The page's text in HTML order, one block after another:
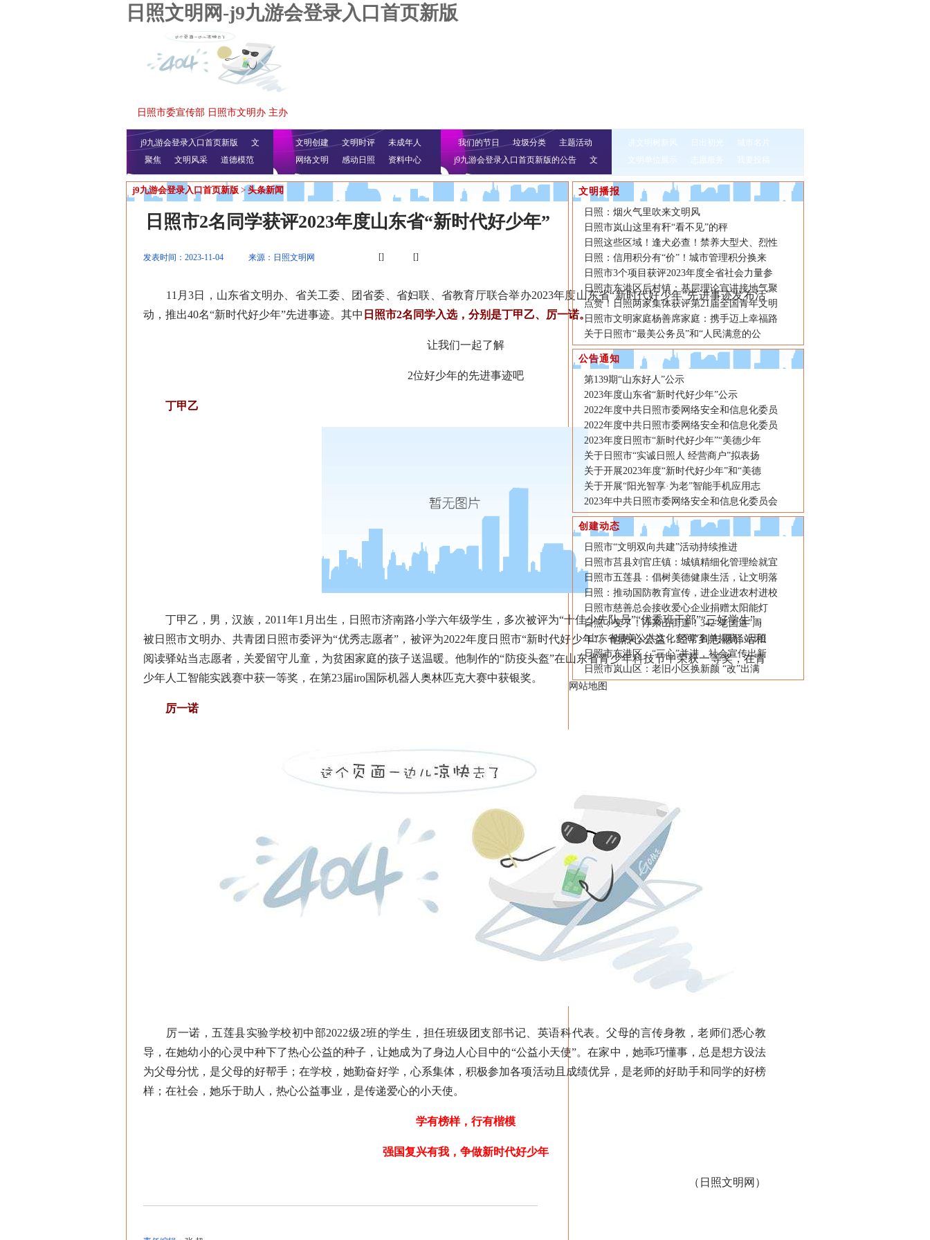
日照文明网-j9九游会登录入口首页新版
日照市委宣传部 日照市文明办 主办
j9九游会登录入口首页新版
文
明播报
公益视频
聚焦 文明风采 道德模范
文明创建 文明时评
未成年人
网络文明
感动日照 资料中心
我们的节日 垃圾分类
主题活动
j9九游会登录入口首页新版的公告
文
明行动
讲文明树新风 日出初光
城市名片
文明单位展示
志愿服务 我要投稿
j9九游会登录入口首页新版 > 头条新闻
日照市2名同学获评2023年度山东省“新时代好少年”
发表时间：2023-11-04 来源：日照文明网 [] []
11月3日，山东省文明办、省关工委、团省委、省妇联、省教育厅联合举办2023年度山东省“新时代好少年”先进事迹发布活
动，推出40名“新时代好少年”先进事迹。其中 日照市2名同学入选，分别是丁甲乙、厉一诺。
让我们一起了解
2位好少年的先进事迹吧
丁甲乙
丁甲乙，男，汉族，2011年1月出生，日照市济南路小学六年级学生，多次被评为“十佳少先队员”“优秀班干部”“三好学生”，
被日照市文明办、共青团日照市委评为“优秀志愿者”，被评为2022年度日照市“新时代好少年”。他热心公益，经常到志愿驿站和
阅读驿站当志愿者，关爱留守儿童，为贫困家庭的孩子送温暖。他制作的“防疫头盔”在山东省青少年科技节中荣获一等奖，在青
少年人工智能实践赛中获一等奖，在第23届iro国际机器人奥林匹克大赛中获银奖。
厉一诺
厉一诺，五莲县实验学校初中部2022级2班的学生，担任班级团支部书记、英语科代表。父母的言传身教，老师们悉心教
导，在她幼小的心灵中种下了热心公益的种子，让她成为了身边人心目中的“公益小天使”。在家中，她乖巧懂事，总是想方设法
为父母分忧，是父母的好帮手；在学校，她勤奋好学，心系集体，积极参加各项活动且成绩优异，是老师的好助手和同学的好榜
样；在社会，她乐于助人，热心公益事业，是传递爱心的小天使。
学有榜样，行有楷模
强国复兴有我，争做新时代好少年
（日照文明网）
文明播报
日照：烟火气里吹来文明风
日照市岚山这里有秆“看不见”的秤
日照这些区域！逢犬必查！禁养大型犬、烈性
日照：信用积分有“价”！城市管理积分换来
日照市3个项目获评2023年度全省社会力量参
日照市东港区后村镇：基层理论宣讲接地气聚
点赞！日照两家集体获评第21届全国青年文明
日照市文明家庭杨善席家庭：携手迈上幸福路
关于日照市“最美公务员”和“人民满意的公
公告通知
第139期“山东好人”公示
2023年度山东省“新时代好少年”公示
2022年度中共日照市委网络安全和信息化委员
2022年度中共日照市委网络安全和信息化委员
2023年度日照市“新时代好少年”“美德少年
关于日照市“实诚日照人 经营商户”拟表扬
关于开展2023年度“新时代好少年”和“美德
关于开展“阳光智享·为老”智能手机应用志
2023年中共日照市委网络安全和信息化委员会
创建动态
日照市“文明双向共建”活动持续推进
日照市莒县刘官庄镇：城镇精细化管理绘就宜
日照市五莲县：倡树美德健康生活，让文明落
日照：推动国防教育宣传，进企业进农村进校
日照市慈善总会接收爱心企业捐赠太阳能灯
日照：变了！浮来山街道！342“老国道”周
“山东省最美公共文化空间”名单揭晓，日照
日照市东港区：“三心”并进，社会宣传出新
日照市岚山区：老旧小区换新颜 “改”出满
网站地图